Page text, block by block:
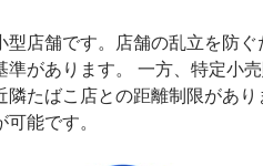
店舗です。店舗の乱立を防ぐ
準があります。 一方、特定小
たばこ店との距離制限があ
能です。